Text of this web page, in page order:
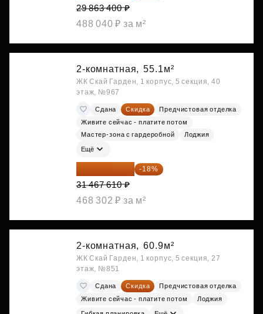
29 863 400 ₽
488 040 ₽ за м²
2-комнатная, 55.1м²
ЖК Скай Гарден, 1 корпус, 5 секция, 40
этаж, №967
Сдана Скидка
Предчистовая отделка
Живите сейчас - платите потом
Мастер-зона с гардеробной
Лоджия
Ещё
25 803 440 ₽ -18%
31 467 610 ₽
468 302 ₽ за м²
2-комнатная, 60.9м²
ЖК Скай Гарден, 1 корпус, 5 секция, 27
этаж, №851
Сдана Скидка
Предчистовая отделка
Живите сейчас - платите потом
Лоджия